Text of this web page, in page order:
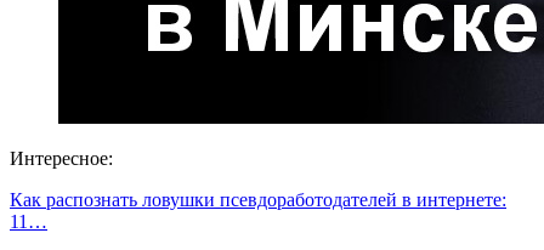
Интересное:
Как распознать ловушки псевдоработодателей в интернете:
11…